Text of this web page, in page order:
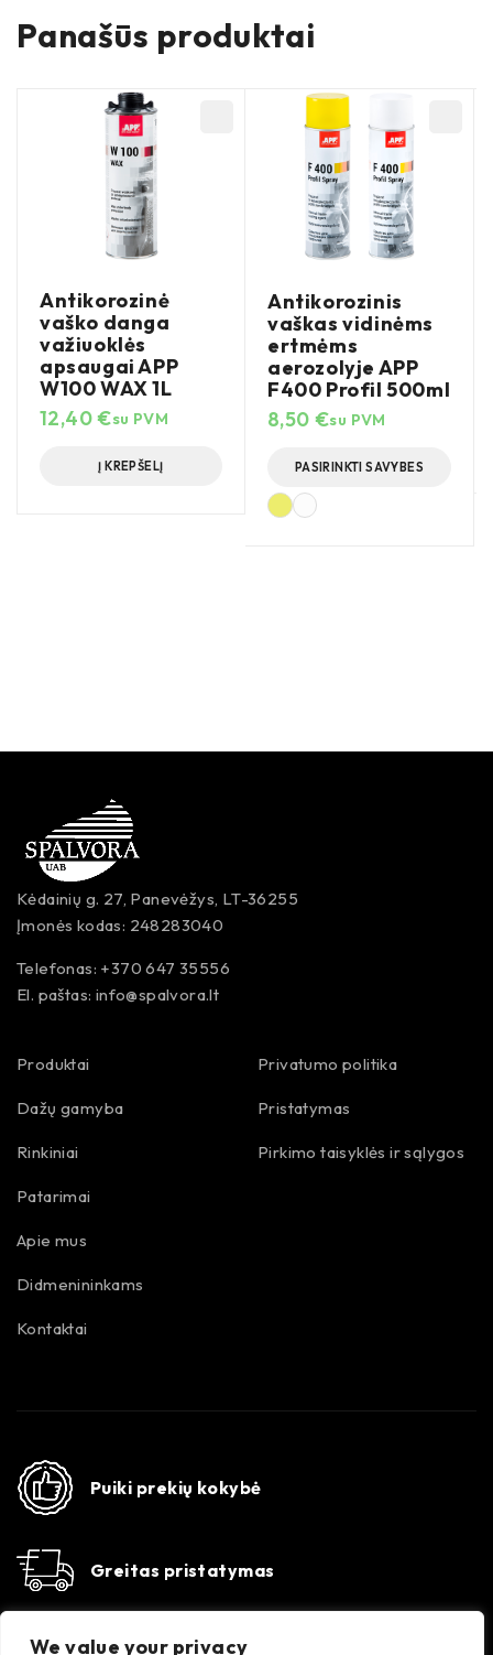
We value your privacy
Panašūs produktai
Antikorozinė
vaško danga
važiuoklės
apsaugai APP
W100 WAX 1L
12,40€su PVM
Į KREPŠELĮ
Antikorozinis
vaškas vidinėms
ertmėms
aerozolyje APP
F400 Profil 500ml
8,50 €su PVM
PASIRINKTI SAVYBES
Kėdainių g. 27, Panevėžys, LT-36255
Įmonės kodas: 248283040
Telefonas: +370 647 35556
El. paštas: info@spalvora.lt
Produktai
Dažų gamyba
Rinkiniai
Patarimai
Apie mus
Didmenininkams
Kontaktai
Privatumo politika
Pristatymas
Pirkimo taisyklės ir sąlygos
Puiki prekių kokybė
Greitas pristatymas
Susisiekime